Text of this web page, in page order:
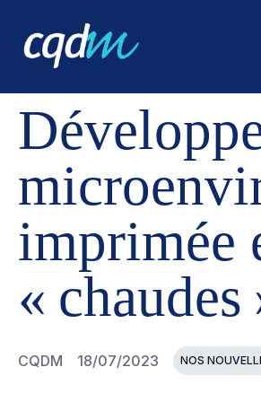
CQDM NOUVELLES ET
imprimée
«
CQDM 18/07/2023 NOS